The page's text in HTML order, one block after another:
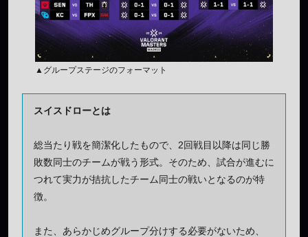
▲グループステージのフォーマット
スイスドローとは
総当たり戦を簡潔化したもので、2回戦目以降は同じ勝
敗数同士のチームが戦う形式。そのため、試合が進むに
つれて実力が拮抗したチーム同士の戦いとなるのが特
徴。
また、あらかじめグループ分けする必要がないため、